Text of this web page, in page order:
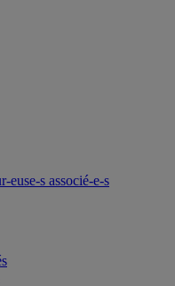
euse-s associé-e-s